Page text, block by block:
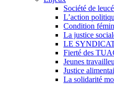
Société de
L’action
Condition
La justice
LE SYNDICAT
Fierté des
Jeunes
Justice
La solidarité